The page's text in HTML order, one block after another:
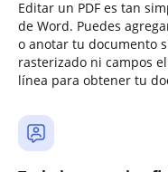
Editar un PDF es tan
de Word. Puedes
o anotar tu documento
rasterizado ni campos
línea para obtener tu